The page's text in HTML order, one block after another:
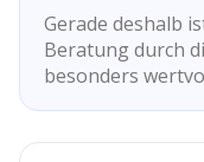
Gerade deshalb
Beratung durch
besonders